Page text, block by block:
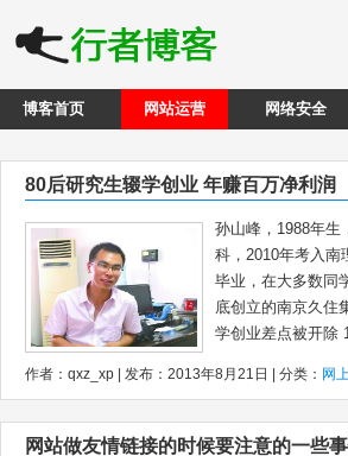
博客首页 网站运营 网络安全
80后研究生辍学创业 年赚百万净利润
孙山峰，1988年生
科，2010年考入南
毕业，在大多数同
底创立的南京久住
学创业差点被开除
作者：qxz_xp | 发布：2013年8月21日 | 分类： 网
网站做友情链接的时候要注意的一些